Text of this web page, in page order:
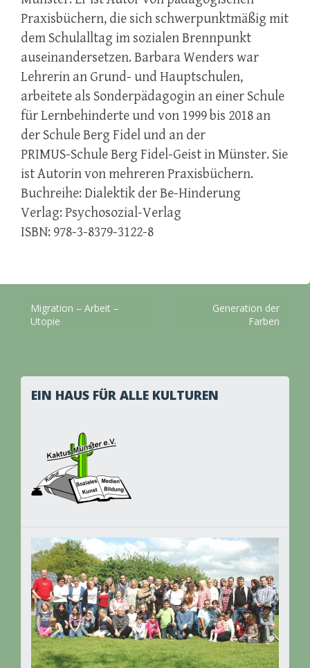
Praxisbüchern, die sich schwerpunktmäßig mit
dem Schulalltag im sozialen Brennpunkt
auseinandersetzen. Barbara Wenders war
Lehrerin an Grund- und Hauptschulen,
arbeitete als Sonderpädagogin an einer Schule
für Lernbehinderte und von 1999 bis 2018 an
der Schule Berg Fidel und an der
PRIMUS-Schule Berg Fidel-Geist in Münster. Sie
ist Autorin von mehreren Praxisbüchern.
Buchreihe: Dialektik der Be-Hinderung
Verlag: Psychosozial-Verlag
ISBN: 978-3-8379-3122-8
Beitragsnavigation
Migration – Arbeit –
Utopie
Generation der
Farben
EIN HAUS FÜR ALLE KULTUREN